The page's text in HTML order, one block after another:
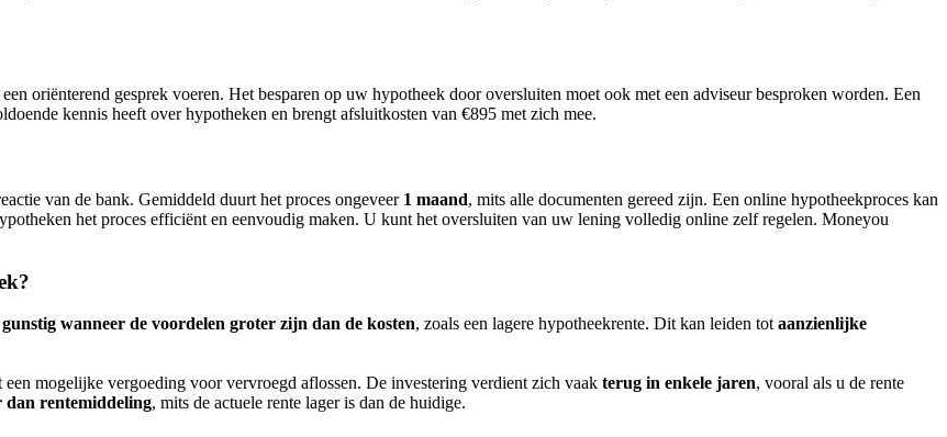
oriënterend gesprek voeren. Het besparen op uw hypotheek door oversluiten moet ook met een adviseur besproken worden. Een
kennis heeft over hypotheken en brengt afsluitkosten van €895 met zich mee.
van de bank. Gemiddeld duurt het proces ongeveer 1 maand, mits alle documenten gereed zijn. Een online hypotheekproces kan
het proces efficiënt en eenvoudig maken. U kunt het oversluiten van uw lening volledig online zelf regelen. Moneyou
gunstig wanneer de voordelen groter zijn dan de kosten, zoals een lagere hypotheekrente. Dit kan leiden tot aanzienlijke
een mogelijke vergoeding voor vervroegd aflossen. De investering verdient zich vaak terug in enkele jaren, vooral als u de rente
dan rentemiddeling, mits de actuele rente lager is dan de huidige.